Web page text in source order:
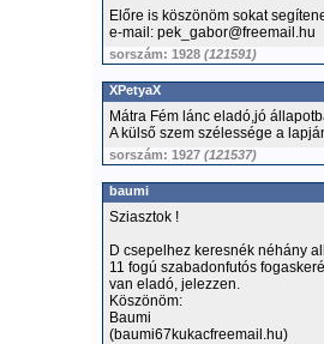
Előre is köszönöm sokat
e-mail: pek_gabor@freemail.hu
sorszám: 1928 (121591)
XPetyaX
Mátra Fém lánc eladó,jó
A külső szem szélessége a
sorszám: 1927 (121537)
baumi
Sziasztok !
D csepelhez keresnék néhány
11 fogú szabadonfutós
van eladó, jelezzen.
Köszönöm:
Baumi
(baumi67kukacfreemail.hu)